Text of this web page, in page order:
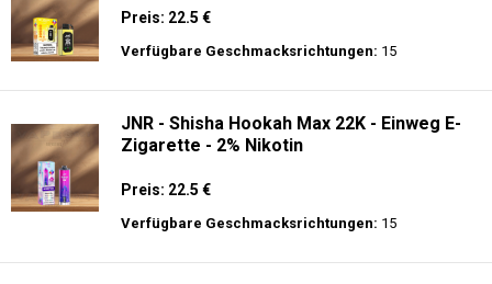
Preis: 22.5 €
Verfügbare Geschmacksrichtungen: 15
JNR - Shisha Hookah Max 22K - Einweg E-
Zigarette - 2% Nikotin
Preis: 22.5 €
Verfügbare Geschmacksrichtungen: 15